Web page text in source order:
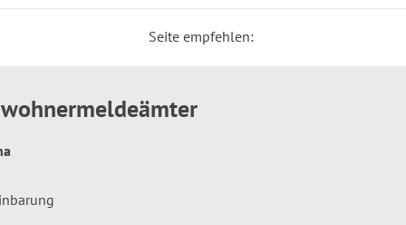
Seite empfehlen: